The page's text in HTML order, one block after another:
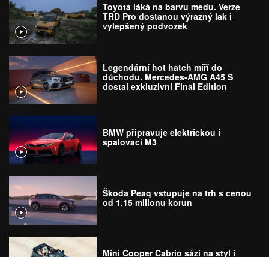
Toyota láká na barvu medu. Verze
TRD Pro dostanou výrazný lak i
vylepšený podvozek
Legendární hot hatch míří do
důchodu. Mercedes-AMG A45 S
dostal exkluzivní Final Edition
BMW připravuje elektrickou i
spalovací M3
Škoda Peaq vstupuje na trh s cenou
od 1,15 milionu korun
Mini Cooper Cabrio sází na styl i